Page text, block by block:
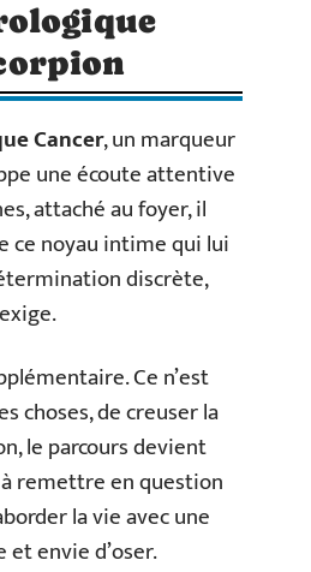
Cancer, un marqueur
une écoute attentive
attaché au foyer, il
ce noyau intime qui lui
discrète,
Ce n’est
choses, de creuser la
le parcours devient
remettre en question
la vie avec une
envie d’oser.